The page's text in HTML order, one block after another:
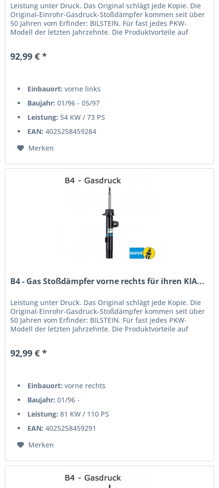
Leistung unter Druck. Das Original schlägt jede Kopie. Die
Original-Einrohr-Gasdruck-Stoßdämpfer kommen seit über
50 Jahren vom Erfinder: BILSTEIN. Für fast jedes PKW-
Modell der letzten Jahrzehnte. Die Produktvorteile auf
92,99 € *
Einbauort: vorne links
Baujahr: 01/96 - 05/97
Leistung: 54 KW / 73 PS
EAN: 4025258459284
Merken
B4 - Gas Stoßdämpfer vorne rechts für ihren KIA...
Leistung unter Druck. Das Original schlägt jede Kopie. Die
Original-Einrohr-Gasdruck-Stoßdämpfer kommen seit über
50 Jahren vom Erfinder: BILSTEIN. Für fast jedes PKW-
Modell der letzten Jahrzehnte. Die Produktvorteile auf
92,99 € *
Einbauort: vorne rechts
Baujahr: 01/96 -
Leistung: 81 KW / 110 PS
EAN: 4025258459291
Merken